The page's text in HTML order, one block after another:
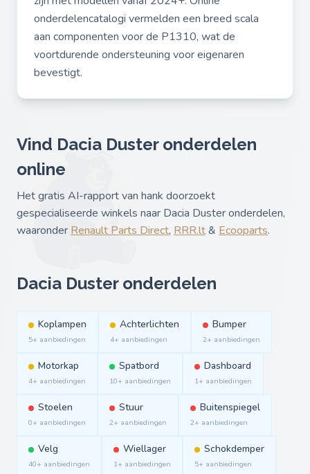
onderdelencatalogi vermelden een breed scala
aan componenten voor de P1310, wat de
voortdurende ondersteuning voor eigenaren
bevestigt.
Vind Dacia Duster onderdelen
online
Het gratis AI-rapport van hank doorzoekt
gespecialiseerde winkels naar Dacia Duster onderdelen,
waaronder Renault Parts Direct, RRR.lt& Ecooparts.
Dacia Duster onderdelen
Koplampen
5+ aanbiedingen
Achterlichten
4+ aanbiedingen
Bumper
2+ aanbiedingen
Motorkap
4+ aanbiedingen
Spatbord
10+ aanbiedingen
Dashboard
1+ aanbiedingen
Stoelen
0+ aanbiedingen
Stuur
2+ aanbiedingen
Buitenspiegel
2+ aanbiedingen
Velg
40+ aanbiedingen
Wiellager
1+ aanbiedingen
Schokdemper
5+ aanbiedingen